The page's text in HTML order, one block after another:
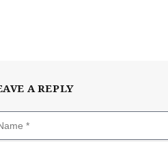
A REPLY